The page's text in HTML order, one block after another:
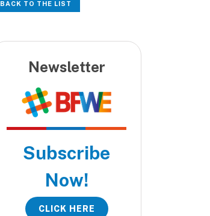
BACK TO THE LIST
Newsletter
Subscribe
Now!
CLICK HERE